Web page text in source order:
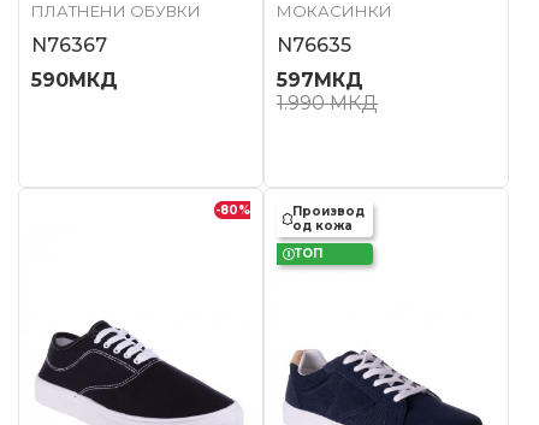
ПЛАТНЕНИ ОБУВКИ
N76367
590МКД
МОКАСИНКИ
N76635
597МКД
1.990МКД
-80%
Производ
од кожа
ТОП